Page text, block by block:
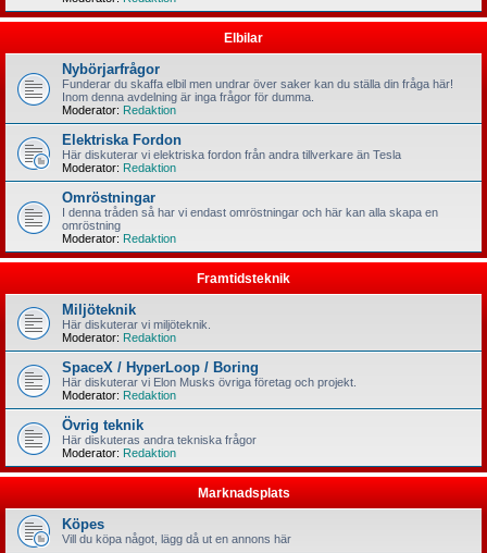
Elbilar
Nybörjarfrågor
Funderar du skaffa elbil men undrar över saker kan du ställa din fråga här!
Inom denna avdelning är inga frågor för dumma.
Moderator: Redaktion
Elektriska Fordon
Här diskuterar vi elektriska fordon från andra tillverkare än Tesla
Moderator: Redaktion
Omröstningar
I denna tråden så har vi endast omröstningar och här kan alla skapa en
omröstning
Moderator: Redaktion
Framtidsteknik
Miljöteknik
Här diskuterar vi miljöteknik.
Moderator: Redaktion
SpaceX / HyperLoop / Boring
Här diskuterar vi Elon Musks övriga företag och projekt.
Moderator: Redaktion
Övrig teknik
Här diskuteras andra tekniska frågor
Moderator: Redaktion
Marknadsplats
Köpes
Vill du köpa något, lägg då ut en annons här